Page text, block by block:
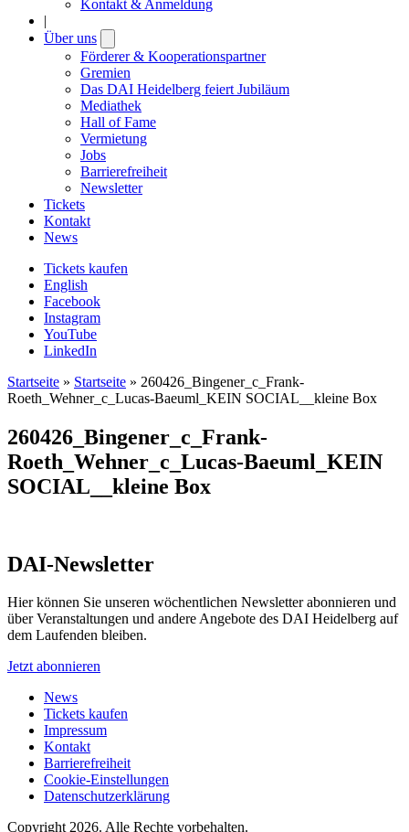
Kontakt & Anmeldung
|
Über uns
submenu
Förderer & Kooperationspartner
Gremien
Das DAI Heidelberg feiert Jubiläum
Mediathek
Hall of Fame
Vermietung
Jobs
Barrierefreiheit
Newsletter
Tickets
Kontakt
News
Tickets kaufen
English
Facebook
Instagram
YouTube
LinkedIn
Startseite » Startseite » 260426_Bingener_c_Frank-
Roeth_Wehner_c_Lucas-Baeuml_KEIN SOCIAL__kleine Box
260426_Bingener_c_Frank-
Roeth_Wehner_c_Lucas-Baeuml_KEIN
SOCIAL__kleine Box
DAI-Newsletter
Hier können Sie unseren wöchentlichen Newsletter abonnieren und
über Veranstaltungen und andere Angebote des DAI Heidelberg auf
dem Laufenden bleiben.
Jetzt abonnieren
News
Tickets kaufen
Impressum
Kontakt
Barrierefreiheit
Cookie-Einstellungen
Datenschutzerklärung
Copyright 2026. Alle Rechte vorbehalten.